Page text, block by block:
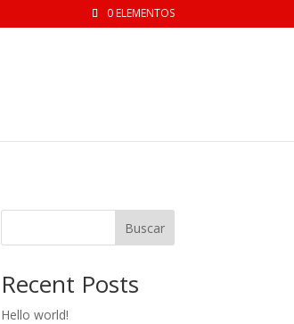
0 ELEMENTOS
Buscar
Recent Posts
Hello world!